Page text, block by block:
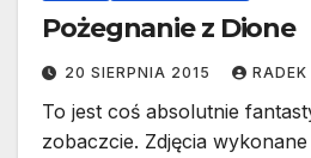
Pożegnanie z Dione
20 SIERPNIA 2015
To jest coś absolutnie
zobaczcie. Zdjęcia